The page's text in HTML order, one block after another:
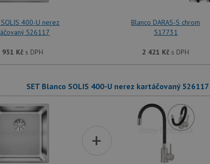
400-U nerez
526117
931 Kčs DPH
Blanco DARAS-S chrom
517731
2 421 Kč s DPH
SET Blanco SOLIS 400-U nerez kartáčovaný
+